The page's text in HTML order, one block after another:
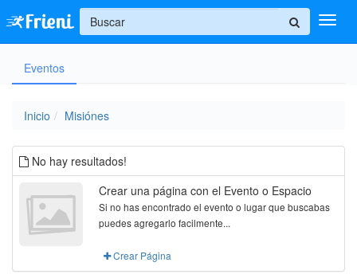
Ingresar
+
Eventos
Inicio Misiónes
No hay resultados!
Crear una página con el Evento o Espacio
Si no has encontrado el evento o lugar que buscabas
puedes agregarlo facilmente...
Crear Página